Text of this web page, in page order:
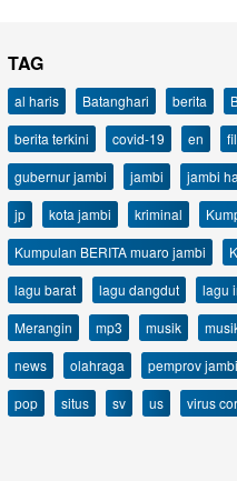
TAG
al haris Batanghari berita
berita terkini
covid-19 en
gubernur jambi
jambi jambi
jp
kota jambi kriminal
Kumpulan BERITA muaro jambi
lagu barat
lagu dangdut lagu
Merangin
mp3 musik
news
olahraga pemprov jambi
pop
situs sv us virus